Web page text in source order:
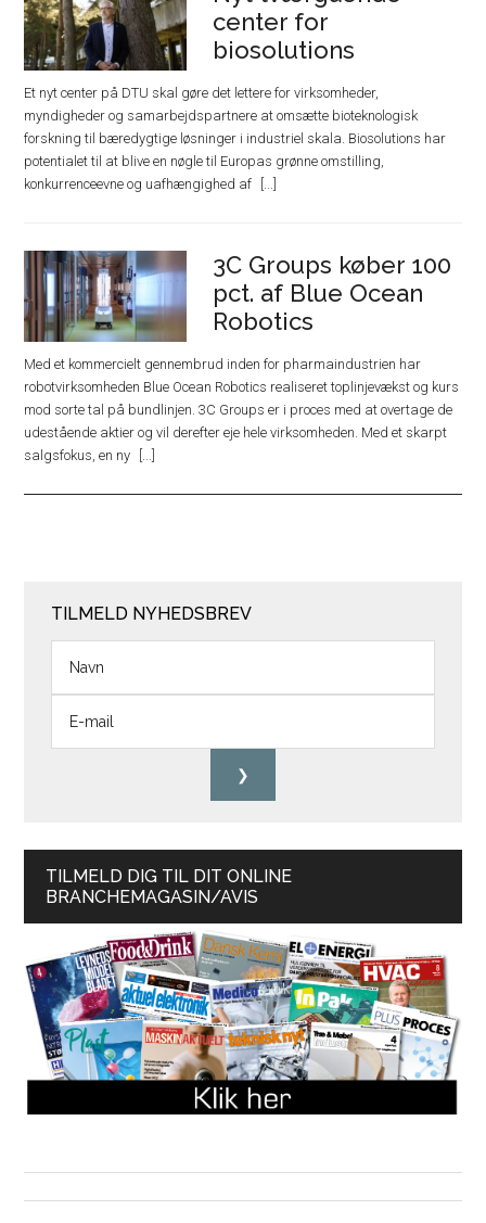
center for
biosolutions
Et nyt center på DTU skal gøre det lettere for virksomheder,
myndigheder og samarbejdspartnere at omsætte bioteknologisk
forskning til bæredygtige løsninger i industriel skala. Biosolutions har
potentialet til at blive en nøgle til Europas grønne omstilling,
konkurrenceevne og uafhængighed af
3C Groups køber 100
pct. af Blue Ocean
Robotics
Med et kommercielt gennembrud inden for pharmaindustrien har
robotvirksomheden Blue Ocean Robotics realiseret toplinjevækst og kurs
mod sorte tal på bundlinjen. 3C Groups er i proces med at overtage de
udestående aktier og vil derefter eje hele virksomheden. Med et skarpt
salgsfokus, en ny
TILMELD NYHEDSBREV
TILMELD DIG TIL DIT ONLINE
BRANCHEMAGASIN/AVIS